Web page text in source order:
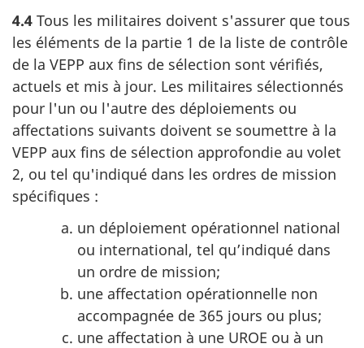
4.4 Tous les militaires doivent s'assurer que tous
les éléments de la partie 1 de la liste de contrôle
de la VEPP aux fins de sélection sont vérifiés,
actuels et mis à jour. Les militaires sélectionnés
pour l'un ou l'autre des déploiements ou
affectations suivants doivent se soumettre à la
VEPP aux fins de sélection approfondie au volet
2, ou tel qu'indiqué dans les ordres de mission
spécifiques :
un déploiement opérationnel national
ou international, tel qu’indiqué dans
un ordre de mission;
une affectation opérationnelle non
accompagnée de 365 jours ou plus;
une affectation à une UROE ou à un